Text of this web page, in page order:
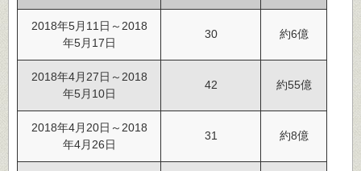
2018年5月11日～2018
年5月17日
30 約6億
2018年4月27日～2018
年5月10日
42 約55億
2018年4月20日～2018
年4月26日
31 約8億